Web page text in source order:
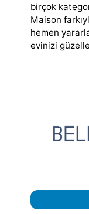
birçok
Maison
hemen
evinizi